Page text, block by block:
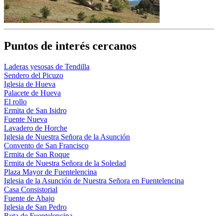
Puntos de interés cercanos
Laderas yesosas de Tendilla
Sendero del Picuzo
Iglesia de Hueva
Palacete de Hueva
El rollo
Ermita de San Isidro
Fuente Nueva
Lavadero de Horche
Iglesia de Nuestra Señora de la Asunción
Convento de San Francisco
Ermita de San Roque
Ermita de Nuestra Señora de la Soledad
Plaza Mayor de Fuentelencina
Iglesia de la Asunción de Nuestra Señora en Fuentelencina
Casa Consistorial
Fuente de Abajo
Iglesia de San Pedro